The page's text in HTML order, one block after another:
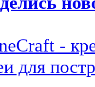
-
для